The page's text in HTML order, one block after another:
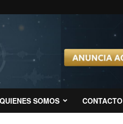
QUIENES SOMOS CONTACTO